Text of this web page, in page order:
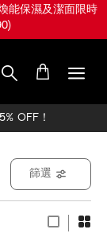
肌活免疫再生精華
OFF！
篩選